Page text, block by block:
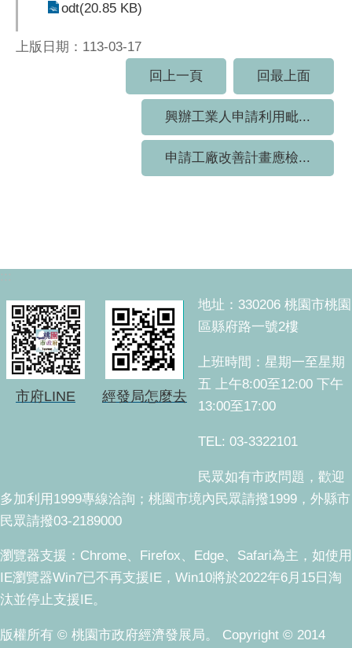
odt(20.85 KB)
上版日期：113-03-17
回上一頁
回最上面
興辦工業人申請利用毗...
申請工廠改善計畫應檢...
:::
市府LINE 經發局怎麼去
地址：330206 桃園市桃園
區縣府路一號2樓
上班時間：星期一至星期
五 上午8:00至12:00 下午
13:00至17:00
TEL: 03-3322101
民眾如有市政問題，歡迎
多加利用1999專線洽詢；桃園市境內民眾請撥1999，外縣市
民眾請撥03-2189000
瀏覽器支援：Chrome、Firefox、Edge、Safari為主，如使用
IE瀏覽器Win7已不再支援IE，Win10將於2022年6月15日淘
汰並停止支援IE。
版權所有 © 桃園市政府經濟發展局。 Copyright © 2014